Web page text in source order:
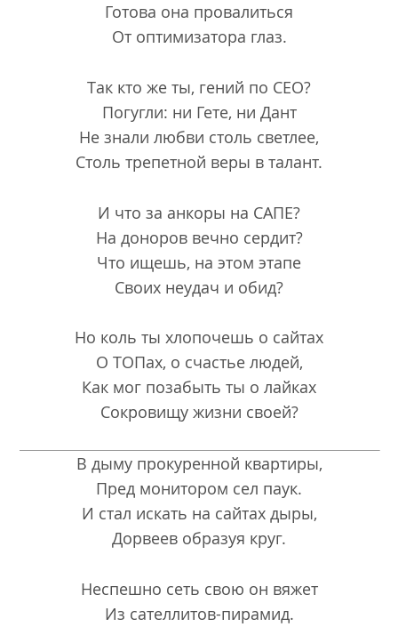
Готова она провалиться
От оптимизатора глаз.
Так кто же ты, гений по СЕО?
Погугли: ни Гете, ни Дант
Не знали любви столь светлее,
Столь трепетной веры в талант.
И что за анкоры на САПЕ?
На доноров вечно сердит?
Что ищешь, на этом этапе
Своих неудач и обид?
Но коль ты хлопочешь о сайтах
О ТОПах, о счастье людей,
Как мог позабыть ты о лайках
Сокровищу жизни своей?
В дыму прокуренной квартиры,
Пред монитором сел паук.
И стал искать на сайтах дыры,
Дорвеев образуя круг.
Неспешно сеть свою он вяжет
Из сателлитов-пирамид.